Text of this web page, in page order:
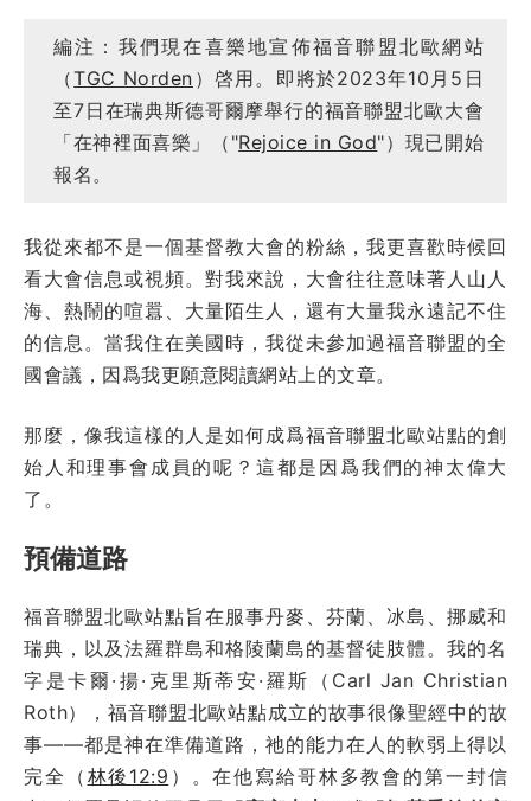
編注：我們現在喜樂地宣佈福音聯盟北歐網站
（TGC Norden ）啓用。即將於2023年10月5日
至7日在瑞典斯德哥爾摩舉行的福音聯盟北歐大會
「在神裡面喜樂」（"Rejoice in God"）現已開始
報名。
我從來都不是一個基督教大會的粉絲，我更喜歡時候回
看大會信息或視頻。對我來說，大會往往意味著人山人
海、熱鬧的喧囂、大量陌生人，還有大量我永遠記不住
的信息。當我住在美國時，我從未參加過福音聯盟的全
國會議，因爲我更願意閱讀網站上的文章。
那麼，像我這樣的人是如何成爲福音聯盟北歐站點的創
始人和理事會成員的呢？這都是因爲我們的神太偉大
了。
預備道路
福音聯盟北歐站點旨在服事丹麥、芬蘭、冰島、挪威和
瑞典，以及法羅群島和格陵蘭島的基督徒肢體。我的名
字是卡爾·揚·克里斯蒂安·羅斯（Carl Jan Christian
Roth），福音聯盟北歐站點成立的故事很像聖經中的故
事——都是神在準備道路，祂的能力在人的軟弱上得以
完全（ 林後12:9 ）。在他寫給哥林多教會的第一封信